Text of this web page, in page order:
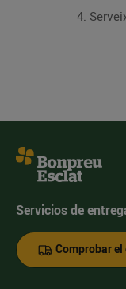
Servicios de
Comprobar